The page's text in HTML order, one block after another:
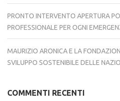
PRONTO INTERVENTO APERTURA
PROFESSIONALE PER OGNI
MAURIZIO ARONICA E LA
SVILUPPO SOSTENIBILE DELLE
COMMENTI RECENTI